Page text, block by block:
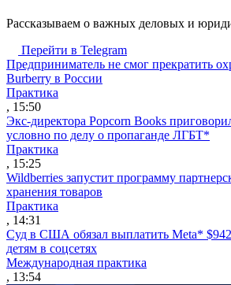
Рассказываем о важных деловых и
Перейти в Telegram
Предприниматель не смог прекратить
Burberry в России
Практика
, 15:50
Экс-директора Popcorn Books
условно по делу о пропаганде ЛГБТ*
Практика
, 15:25
Wildberries запустит программу
хранения товаров
Практика
, 14:31
Суд в США обязал выплатить Meta* $942
детям в соцсетях
Международная практика
, 13:54